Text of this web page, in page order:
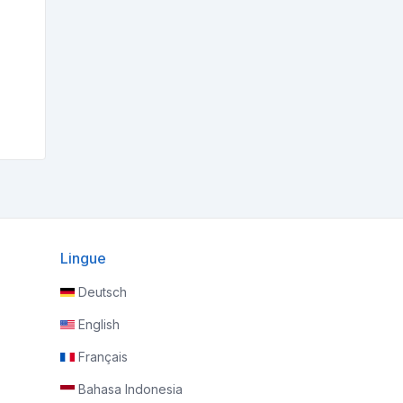
Lingue
Deutsch
English
Français
Bahasa Indonesia